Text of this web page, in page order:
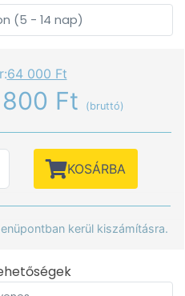
(5 - 14 nap)
64 000 Ft
Ft (bruttó)
KOSÁRBA
kerül kiszámításra.